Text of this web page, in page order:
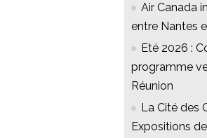
Air Canada
entre Nantes
Eté 2026 :
programme
Réunion
La Cité des
Expositions